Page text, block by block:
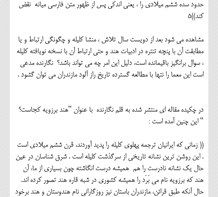
حدود سده ششم میلادی را ، یعنی اندکی پس از ظهور متن فارسی میانه نقض
کند))5
مشاهده می شود بعد از دویست سال تلاش ، منشا کلیله و چگونگی ارتباط و یا
مطابقت آن با پنچه تنتره در ادبیات هند و حتی ارتباط آن با نسخه نویافته کلیله
، سوال برانگیز باقیمانده است، دلیل این امر چه می تواند باشد؟ نگارنده مدعی
است این معما را نتها با مطالعه گسترده تاریخ راز آلود مازندران می توان گشود .
در چکیده مقاله ای منتشر شده به قلم نگارنده با عنوان "هند برزویه کجاست؟
" این چنین آمده است :
(( زمانی که ایرانیان ترجمه پهلوی کلیله را پدید آوردند، قرن ششم میلادی است
. این روشن ترین نشانه تاریخی از سرگذشت کلیله است . شرق شناسان در عین
حال یک نشانه نادرست را هم همیشه درست انگاشته چون بسیاری از ما، آن
هند که برزویه نام می بَرَد را همیشه کشوری در شبه قاره هند تصور کرده اند.
حال آنکه طبق قرائن، مازندران باستان نیز روزگارانی نام هندوستان و هند برخود